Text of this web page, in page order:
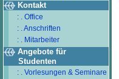
Kontakt
: . Office
: . Anschriften
: . Mitarbeiter
Angebote für
Studenten
: . Vorlesungen & Seminare